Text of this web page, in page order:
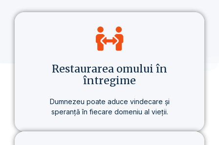
Restaurarea omului în
întregime
Dumnezeu poate aduce vindecare și
speranță în fiecare domeniu al vieții.